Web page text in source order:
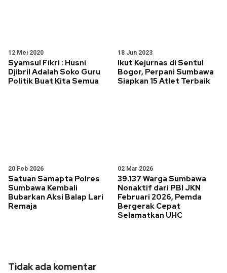
12 Mei 2020
Syamsul Fikri : Husni
Djibril Adalah Soko Guru
Politik Buat Kita Semua
18 Jun 2023
Ikut Kejurnas di Sentul
Bogor, Perpani Sumbawa
Siapkan 15 Atlet Terbaik
20 Feb 2026
Satuan Samapta Polres
Sumbawa Kembali
Bubarkan Aksi Balap Lari
Remaja
02 Mar 2026
39.137 Warga Sumbawa
Nonaktif dari PBI JKN
Februari 2026, Pemda
Bergerak Cepat
Selamatkan UHC
Tidak ada komentar